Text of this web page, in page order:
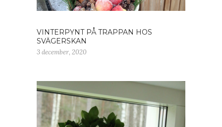
VINTERPYNT PÅ TRAPPAN HOS
SVÄGERSKAN
3 december, 2020